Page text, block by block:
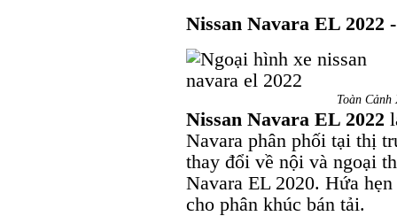
Nissan Navara EL 2022
Toàn Cảnh
Nissan Navara EL 2022
Navara phân phối tại thị
thay đổi về nội và ngoại
Navara EL 2020. Hứa
cho phân khúc bán tải.